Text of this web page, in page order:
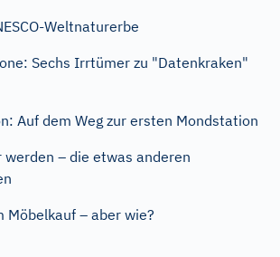
Weltnaturerbe
Sechs Irrtümer zu "Datenkraken"
Auf dem Weg zur ersten Mondstation
werden – die etwas anderen
Möbelkauf – aber wie?